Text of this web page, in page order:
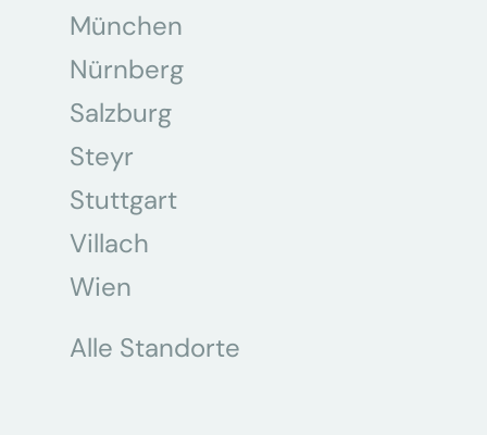
München
Nürnberg
Salzburg
Steyr
Stuttgart
Villach
Wien
Alle Standorte